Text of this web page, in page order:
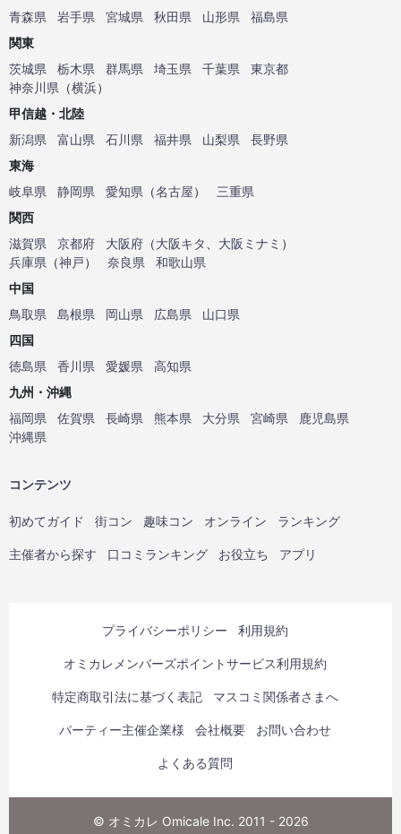
青森県
岩手県 宮城県 秋田県 山形県
福島県
関東
茨城県
栃木県 群馬県 埼玉県 千葉県
東京都
神奈川県 （横浜）
甲信越・北陸
新潟県
富山県 石川県 福井県 山梨県
長野県
東海
岐阜県
静岡県 愛知県 （名古屋）
三重県
関西
滋賀県
京都府 大阪府 （大阪キタ 大阪ミナミ ）
兵庫県 （神戸） 奈良県
和歌山県
中国
鳥取県
島根県 岡山県 広島県
山口県
四国
徳島県
香川県 愛媛県
高知県
九州・沖縄
福岡県
佐賀県 長崎県 熊本県 大分県 宮崎県
鹿児島県
沖縄県
コンテンツ
初めてガイド 街コン 趣味コン オンライン ランキング
主催者から探す 口コミランキング お役立ち アプリ
プライバシーポリシー 利用規約
オミカレメンバーズポイントサービス利用規約
特定商取引法に基づく表記 マスコミ関係者さまへ
パーティー主催企業様 会社概要 お問い合わせ
よくある質問
© オミカレ Omicale Inc. 2011 - 2026